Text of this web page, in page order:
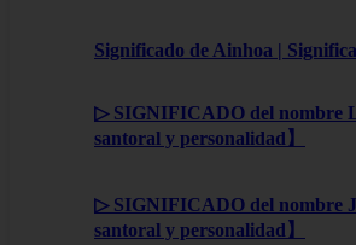
Significado de Ainhoa |
▷ SIGNIFICADO del nombre
santoral y personalidad】
▷ SIGNIFICADO del nombre
santoral y personalidad】